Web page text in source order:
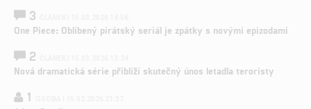
3
One Piece: Oblíbený pirátský seriál je zpátky s novými epizodami
2
Nová dramatická série přiblíží skutečný únos letadla teroristy
1